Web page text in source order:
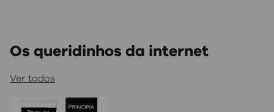
Os queridinhos da internet
Ver todos